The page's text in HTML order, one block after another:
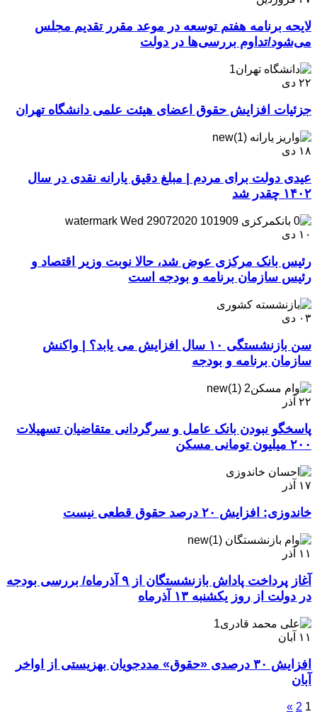
لایحه برنامه هفتم توسعه در موعد مقرر تقدیم مجلس
می‌شود/تداوم بررسی‌ها در دولت
۲۲ دی
جزئیات افزایش حقوق اعضای هیئت علمی دانشگاه تهران
۱۸ دی
عیدی دولت برای مردم | مبلغ دقیق یارانه نقدی در سال
۱۴۰۲ چقدر شد
۱۰ دی
رئیس بانک مرکزی عوض شد، حالا نوبت وزیر اقتصاد و
رئیس سازمان برنامه و بودجه است
۰۳ دی
سن بازنشستگی ۱۰ سال افزایش می یابد؟ | واکنش
سازمان برنامه و بودجه
۲۲ آذر
پاسخگو نبودن بانک عامل و سرگردانی متقاضیان تسهیلات
۲۰۰ میلیون تومانی مسکن
۱۷ آذر
خاندوزی: افزایش ۲۰ درصد حقوق قطعی نیست
۱۱ آذر
آغاز پرداخت پاداش بازنشستگان از ۹ آذرماه/ بررسی بودجه
در دولت از روز یکشنبه ۱۳ آذرماه
۱۱ آبان
افزایش ۳۰ درصدی «حقوق» مددجویان بهزیستی از اواخر
آبان
1
2
»